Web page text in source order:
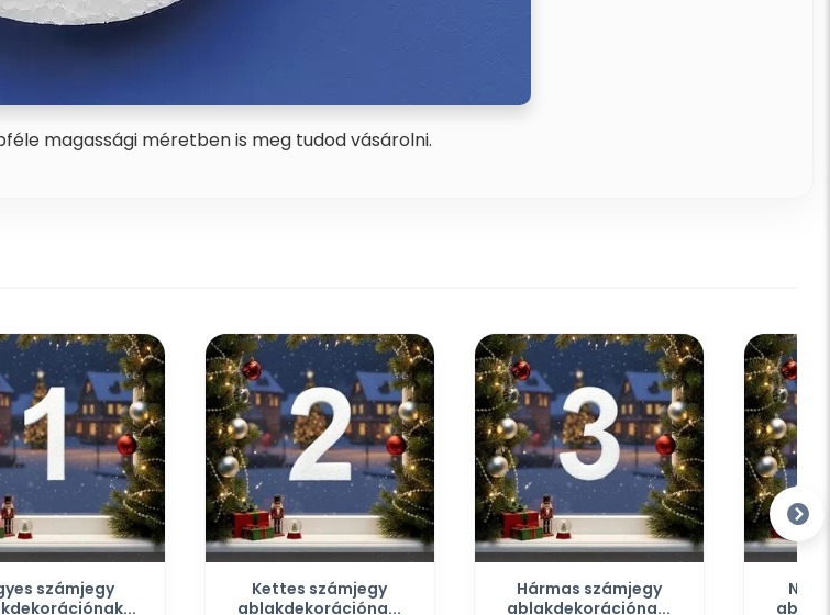
magassági méretben is meg tudod vásárolni.
számjegy
Kettes számjegy
ablakdekorációna...
Hármas számjegy
ablakdekorációna...